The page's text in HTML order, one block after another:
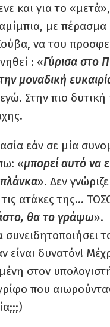
και για το
με πέρασμα
να του
: «Γύρισα στο
μοναδική
Στην πιο
εάν σε μία
«μπορεί αυτό να
». Δεν
ατάκες της…
θα το γράψω».
είναι δυνατόν!
στον
που